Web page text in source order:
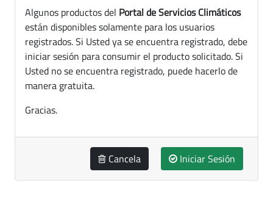
Algunos productos del Portal de Servicios Climáticos
están disponibles solamente para los usuarios
registrados. Si Usted ya se encuentra registrado, debe
iniciar sesión para consumir el producto solicitado. Si
Usted no se encuentra registrado, puede hacerlo de
manera gratuita.
Gracias.
Cancela Iniciar Sesión